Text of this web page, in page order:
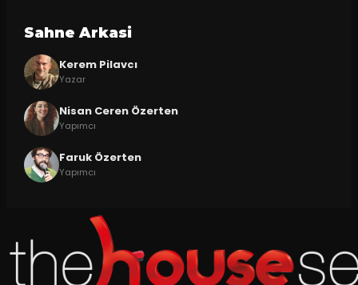
Sahne Arkasi
Kerem Pilavcı
Yazar
Nisan Ceren Özerten
Yapımcı
Faruk Özerten
Yapımcı